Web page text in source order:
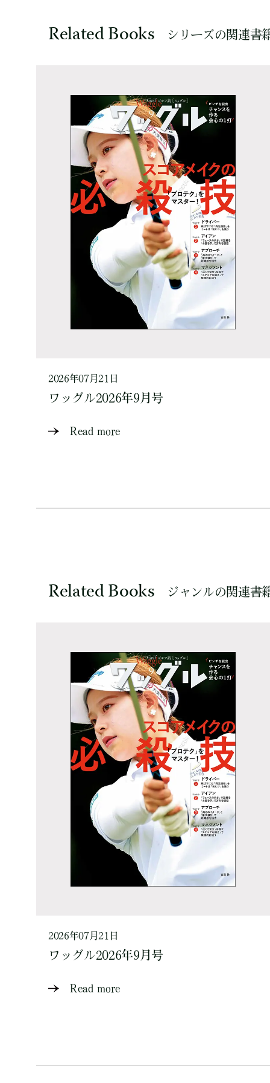
Related Books シリーズの関連書
2026年07月21日
ワッグル2026年9月号
Read more
Related Books ジャンルの関連書
2026年07月21日
ワッグル2026年9月号
Read more